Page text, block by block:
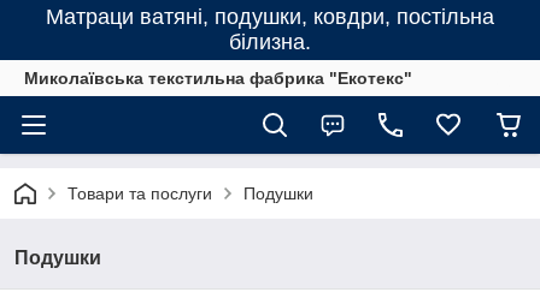
Матраци ватяні, подушки, ковдри, постільна
білизна.
Миколаївська текстильна фабрика "Екотекс"
Товари та послуги Подушки
Подушки